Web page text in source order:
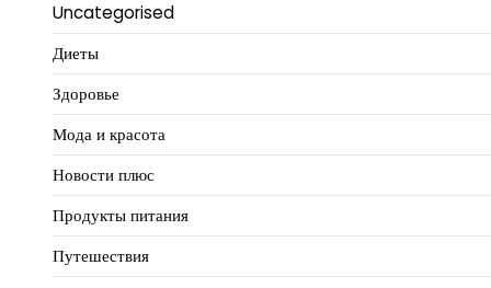
Uncategorised
Диеты
Здоровье
Мода и красота
Новости плюс
Продукты питания
Путешествия